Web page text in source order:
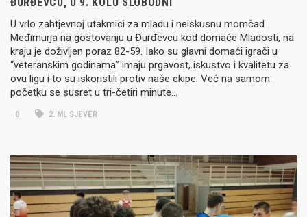
U vrlo zahtjevnoj utakmici za mladu i neiskusnu momčad
Međimurja na gostovanju u Đurđevcu kod domaće Mladosti, na
kraju je doživljen poraz 82-59. Iako su glavni domaći igrači u
“veteranskim godinama” imaju prgavost, iskustvo i kvalitetu za
ovu ligu i to su iskoristili protiv naše ekipe. Već na samom
početku se susret u tri-četiri minute…
0 2. ML SJEVER